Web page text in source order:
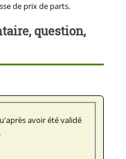
de prix de parts.
question,
avoir été validé